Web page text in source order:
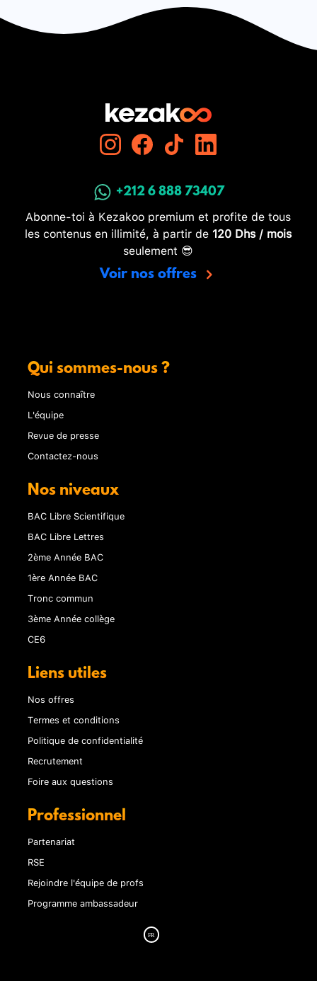
+212 6 888 73407
Abonne-toi à Kezakoo premium et profite de tous
les contenus en illimité, à partir de 120 Dhs / mois
seulement 😎
Voir nos offres
Qui sommes-nous ?
Nous connaître
L'équipe
Revue de presse
Contactez-nous
Nos niveaux
BAC Libre Scientifique
BAC Libre Lettres
2ème Année BAC
1ère Année BAC
Tronc commun
3ème Année collège
CE6
Liens utiles
Nos offres
Termes et conditions
Politique de confidentialité
Recrutement
Foire aux questions
Professionnel
Partenariat
RSE
Rejoindre l'équipe de profs
Programme ambassadeur